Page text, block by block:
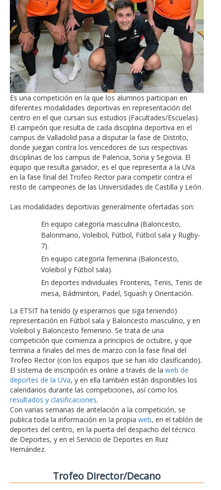
Es una competición en la que los alumnos participan en
diferentes modalidades deportivas en representación del
centro en el que cursan sus estudios (Facultades/Escuelas).
El campeón que resulta de cada disciplina deportiva en el
campus de Valladolid pasa a disputar la fase de Distrito,
donde juegan contra los vencedores de sus respectivas
disciplinas de los campus de Palencia, Soria y Segovia. El
equipo que resulta ganador, es el que representa a la UVa
en la fase final del Trofeo Rector para competir contra el
resto de campeones de las Universidades de Castilla y León.
Las modalidades deportivas generalmente ofertadas son:
En equipo categoría masculina (Baloncesto,
Balonmano, Voleibol, Fútbol, Fútbol sala y Rugby-
7).
En equipo categoría femenina (Baloncesto,
Voleibol y Fútbol sala).
En deportes individuales Frontenis, Tenis, Tenis de
mesa, Bádminton, Padel, Squash y Orientación.
La ETSIT ha tenido (y esperamos que siga teniendo)
representación en Fútbol sala y Baloncesto masculino, y en
Voleibol y Baloncesto femenino. Se trata de una
competición que comienza a principios de octubre, y que
termina a finales del mes de marzo con la fase final del
Trofeo Rector (con los equipos que se han ido clasificando).
El sistema de inscripción es online a través de la web de
deportes de la UVa, y en ella también están disponibles los
calendarios durante las competiciones, así como los
resultados y clasificaciones.
Con varias semanas de antelación a la competición, se
publica toda la información en la propia web, en el tablón de
deportes del centro, en la puerta del despacho del técnico
de Deportes, y en el Servicio de Deportes en Ruiz
Hernández.
Trofeo Director/Decano